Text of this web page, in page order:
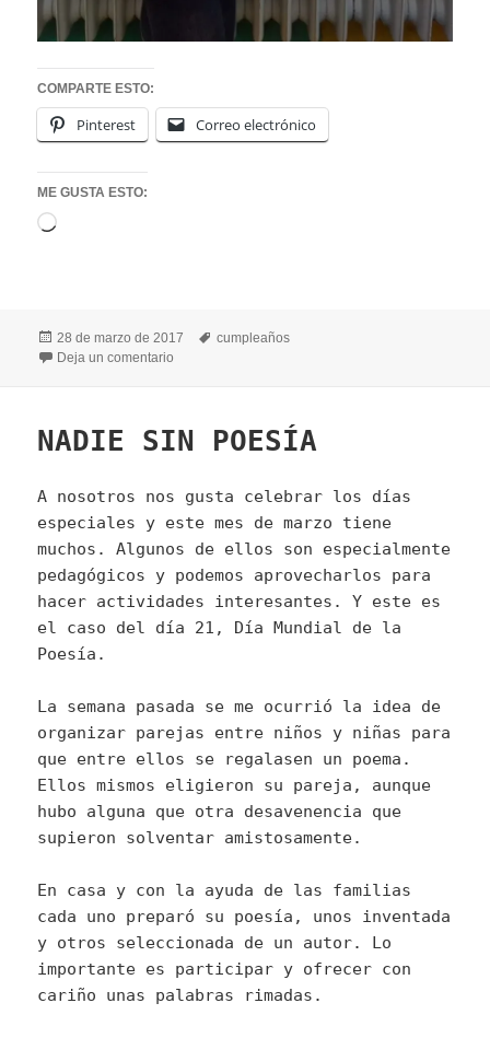
COMPARTE ESTO:
Pinterest Correo electrónico
ME GUSTA ESTO:
Cargando...
Publicado
el
28 de marzo de 2017 Etiquetas
cumpleaños
Deja un comentario
NADIE SIN POESÍA
A nosotros nos gusta celebrar los días
especiales y este mes de marzo tiene
muchos. Algunos de ellos son especialmente
pedagógicos y podemos aprovecharlos para
hacer actividades interesantes. Y este es
el caso del día 21, Día Mundial de la
Poesía.
La semana pasada se me ocurrió la idea de
organizar parejas entre niños y niñas para
que entre ellos se regalasen un poema.
Ellos mismos eligieron su pareja, aunque
hubo alguna que otra desavenencia que
supieron solventar amistosamente.
En casa y con la ayuda de las familias
cada uno preparó su poesía, unos inventada
y otros seleccionada de un autor. Lo
importante es participar y ofrecer con
cariño unas palabras rimadas.